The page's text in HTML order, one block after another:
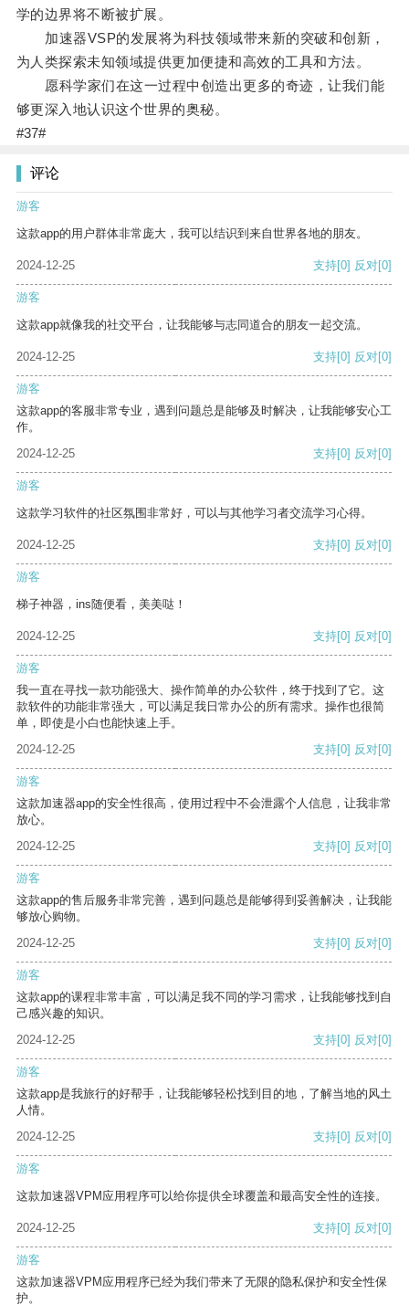
学的边界将不断被扩展。
加速器VSP的发展将为科技领域带来新的突破和创新，
为人类探索未知领域提供更加便捷和高效的工具和方法。
愿科学家们在这一过程中创造出更多的奇迹，让我们能
够更深入地认识这个世界的奥秘。
#37#
评论
游客
这款app的用户群体非常庞大，我可以结识到来自世界各地的朋友。
2024-12-25 支持[0] 反对[0]
游客
这款app就像我的社交平台，让我能够与志同道合的朋友一起交流。
2024-12-25 支持[0] 反对[0]
游客
这款app的客服非常专业，遇到问题总是能够及时解决，让我能够安心工
作。
2024-12-25
支持[0] 反对[0]
游客
这款学习软件的社区氛围非常好，可以与其他学习者交流学习心得。
2024-12-25 支持[0] 反对[0]
游客
梯子神器，ins随便看，美美哒！
2024-12-25 支持[0] 反对[0]
游客
我一直在寻找一款功能强大、操作简单的办公软件，终于找到了它。这
款软件的功能非常强大，可以满足我日常办公的所有需求。操作也很简
单，即使是小白也能快速上手。
2024-12-25
支持[0] 反对[0]
游客
这款加速器app的安全性很高，使用过程中不会泄露个人信息，让我非常
放心。
2024-12-25
支持[0] 反对[0]
游客
这款app的售后服务非常完善，遇到问题总是能够得到妥善解决，让我能
够放心购物。
2024-12-25
支持[0] 反对[0]
游客
这款app的课程非常丰富，可以满足我不同的学习需求，让我能够找到自
己感兴趣的知识。
2024-12-25
支持[0] 反对[0]
游客
这款app是我旅行的好帮手，让我能够轻松找到目的地，了解当地的风土
人情。
2024-12-25
支持[0] 反对[0]
游客
这款加速器VPM应用程序可以给你提供全球覆盖和最高安全性的连接。
2024-12-25 支持[0] 反对[0]
游客
这款加速器VPM应用程序已经为我们带来了无限的隐私保护和安全性保
护。